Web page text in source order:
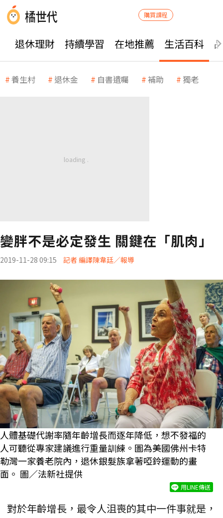
購買課程
退休理財 持續學習 在地推薦 生活百科
養生村 退休金 自書遺囑 補助 獨老
變胖不是必定發生 關鍵在「肌肉」
2019-11-28 09:15 記者 編譯陳韋廷／報導
人體基礎代謝率隨年齡增長而逐年降低，想不發福的
人可聽從專家建議進行重量訓練。圖為美國佛州卡特
勒灣一家養老院內，退休銀髮族拿著啞鈴運動的畫
面。 圖／法新社提供
用LINE傳送
對於年齡增長，最令人沮喪的其中一件事就是，